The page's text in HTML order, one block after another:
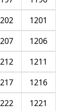
1201
1206
1211
1216
1221